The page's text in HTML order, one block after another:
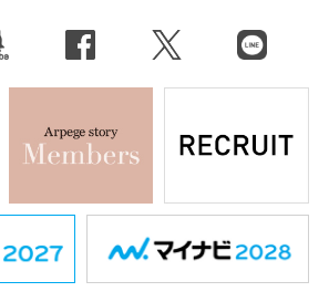
X（旧Twitter） LINE